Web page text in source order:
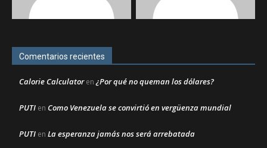
Comentarios recientes
Calorie Calculatoren¿Por qué no queman los dólares?
PUTI en Como Venezuela se convirtió en vergüenza mundial
PUTI en La esperanza jamás nos será arrebatada